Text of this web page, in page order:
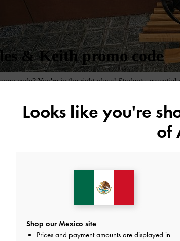
Looks like you're
of
Shop our Mexico site
Prices and payment amounts are displayed in